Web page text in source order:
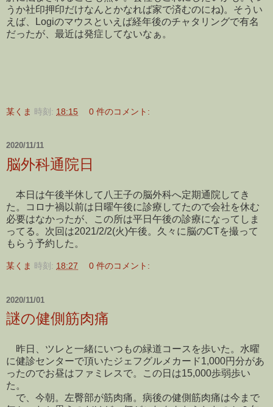
うか社印押印だけなんとかなれば家で済むのにね)。そうい
えば、Logiのマウスといえば経年後のチャタリングで有名
だったが、最近は発症してないなぁ。
某くま 時刻: 18:15 0 件のコメント:
2020/11/11
脳外科通院日
本日は午後半休して八王子の脳外科へ定期通院してき
た。コロナ禍以前は日曜午後に診療してたので会社を休む
必要はなかったが、この所は平日午後の診療になってしま
ってる。次回は2021/2/2(火)午後。久々に脳のCTを撮って
もらう予約した。
某くま 時刻: 18:27 0 件のコメント:
2020/11/01
謎の健側筋肉痛
昨日、ツレと一緒にいつもの緑道コースを歩いた。水曜
に健診センターで頂いたジェフグルメカード1,000円分があ
ったのでお昼はファミレスで。この日は15,000歩弱歩い
た。
で、今朝。左臀部が筋肉痛。病後の健側筋肉痛は今まで